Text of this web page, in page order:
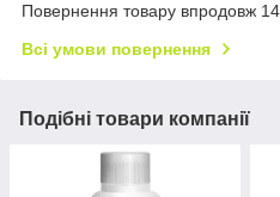
Повернення товару впродовж
Всі умови повернення
Подібні товари компанії